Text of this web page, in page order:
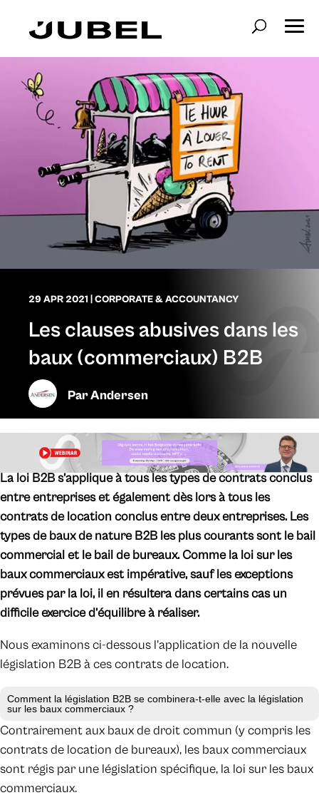
29 APR 2021 CORPORATE & ACCOUNTANCY
Les clauses abusives dans les
baux (commerciaux) B2B
ParAndersen
La loi B2B s’applique à tous les types de contrats conclus
entre entreprises et également dès lors à tous les
contrats de location conclus entre deux entreprises. Les
types de baux de nature B2B les plus courants sont le bail
commercial et le bail de bureaux. Comme la loi sur les
baux commerciaux est impérative, sauf les exceptions
prévues par la loi, il en résultera dans certains cas un
difficile exercice d’équilibre à réaliser.
Nous examinons ci-dessous l’application de la nouvelle
législation B2B à ces contrats de location.
Comment la législation B2B se combinera-t-elle avec la législation
sur les baux commerciaux ?
Contrairement aux baux de droit commun (y compris les
contrats de location de bureaux), les baux commerciaux
sont régis par une législation spécifique, la loi sur les baux
commerciaux.